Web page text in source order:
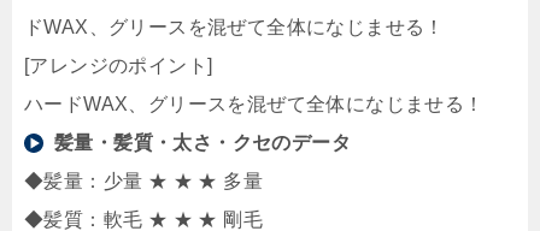
ドWAX、グリースを混ぜて全体になじませる！
[アレンジのポイント]
ハードWAX、グリースを混ぜて全体になじませる！
髪量・髪質・太さ・クセのデータ
◆髪量：少量 ★ ★ ★ 多量
◆髪質：軟毛 ★ ★ ★ 剛毛